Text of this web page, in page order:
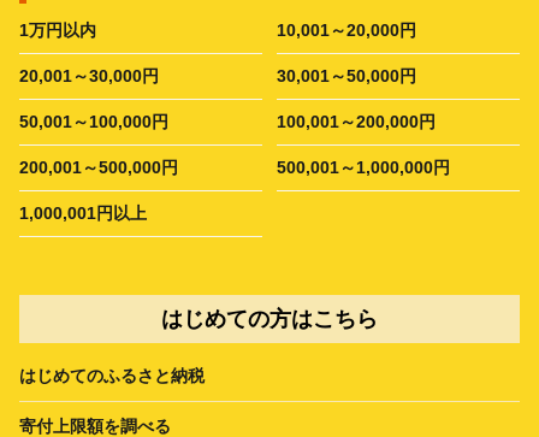
1万円以内 10,001～20,000円
20,001～30,000円 30,001～50,000円
50,001～100,000円 100,001～200,000円
200,001～500,000円 500,001～1,000,000円
1,000,001円以上
はじめての方はこちら
はじめてのふるさと納税
寄付上限額を調べる